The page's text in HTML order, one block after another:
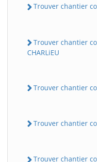
Trouver chantier
Trouver chantier
CHARLiEU
Trouver chantier
Trouver chantier
Trouver chantier